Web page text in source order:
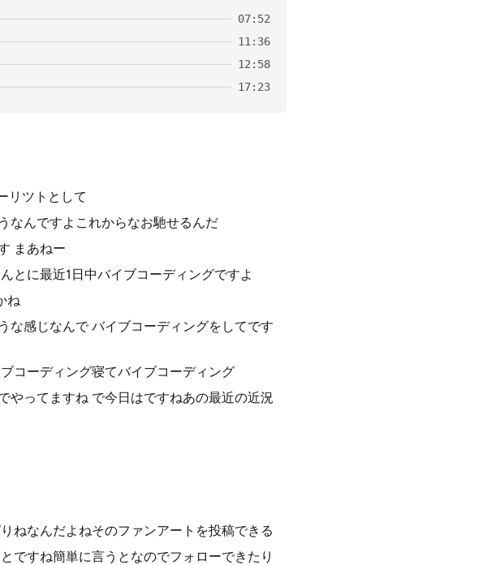
07:52
11:36
12:58
17:23
リツトとして
なんですよこれからなお馳せるんだ
まあねー
とに最近1日中バイブコーディングですよ
ね
な感じなんで バイブコーディングをしてです
コーディング寝てバイブコーディング
やってますね で今日はですねあの最近の近況
ねなんだよねそのファンアートを投稿できる
ですね簡単に言うとなのでフォローできたり